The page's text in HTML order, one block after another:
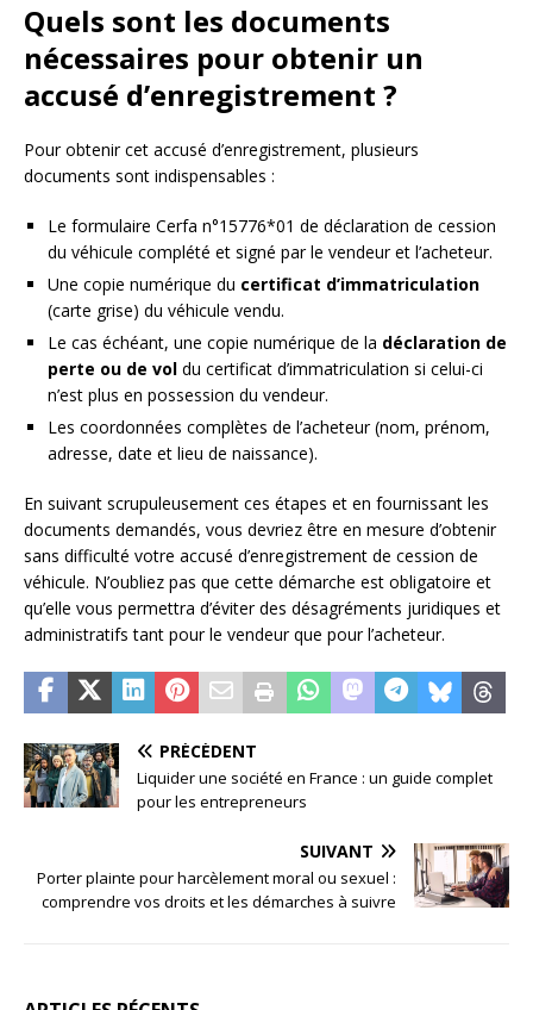
Quels sont les documents
nécessaires pour obtenir un
accusé d’enregistrement ?
Pour obtenir cet accusé d’enregistrement, plusieurs
documents sont indispensables :
Le formulaire Cerfa n°15776*01 de déclaration de cession
du véhicule complété et signé par le vendeur et l’acheteur.
Une copie numérique du certificat d’immatriculation
(carte grise) du véhicule vendu.
Le cas échéant, une copie numérique de la déclaration de
perte ou de vol du certificat d’immatriculation si celui-ci
n’est plus en possession du vendeur.
Les coordonnées complètes de l’acheteur (nom, prénom,
adresse, date et lieu de naissance).
En suivant scrupuleusement ces étapes et en fournissant les
documents demandés, vous devriez être en mesure d’obtenir
sans difficulté votre accusé d’enregistrement de cession de
véhicule. N’oubliez pas que cette démarche est obligatoire et
qu’elle vous permettra d’éviter des désagréments juridiques et
administratifs tant pour le vendeur que pour l’acheteur.
PRÉCÉDENT
Liquider une société en France : un guide complet
pour les entrepreneurs
SUIVANT
Porter plainte pour harcèlement moral ou sexuel :
comprendre vos droits et les démarches à suivre